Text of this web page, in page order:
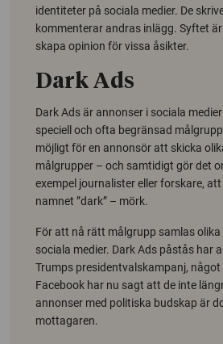
identiteter på sociala medier. De
kommenterar andras inlägg. Syftet
skapa opinion för vissa åsikter.
Dark Ads
Dark Adsär annonser i sociala
speciell och ofta begränsad
möjligt för en annonsör att skicka
målgrupper – och samtidigt gör det
exempel journalister eller forskare,
namnet ”dark” – mörk.
För att nå rätt målgrupp samlas
sociala medier. Dark Ads påstås har
Trumps presidentvalskampanj,
Facebook har nu sagt att de inte
annonser med politiska budskap är
mottagaren.